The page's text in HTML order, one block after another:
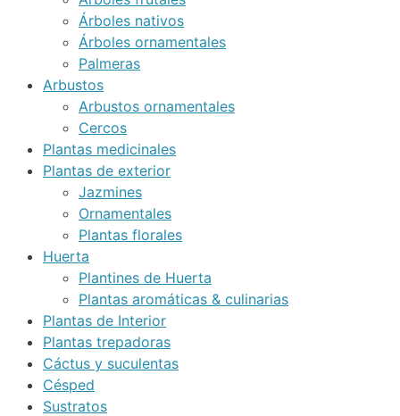
Árboles nativos
Árboles ornamentales
Palmeras
Arbustos
Arbustos ornamentales
Cercos
Plantas medicinales
Plantas de exterior
Jazmines
Ornamentales
Plantas florales
Huerta
Plantines de Huerta
Plantas aromáticas & culinarias
Plantas de Interior
Plantas trepadoras
Cáctus y suculentas
Césped
Sustratos